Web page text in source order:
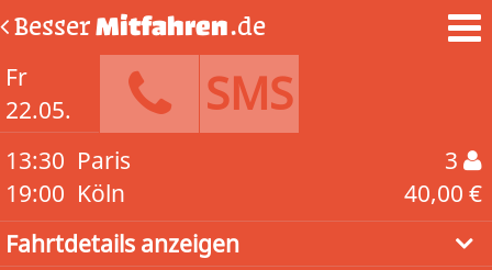
BesserMitfahren.de
Fr
22.05.
SMS
13:30
19:00
Paris
Köln
3
40,00 €
Fahrtdetails anzeigen